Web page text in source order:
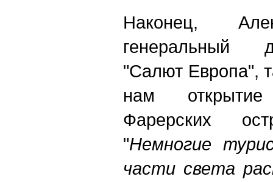
Наконец,
генеральный
"Салют Европа",
нам открытие
Фарерских
"Немногие
части света